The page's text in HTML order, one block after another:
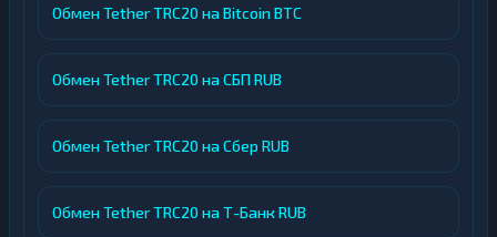
Обмен Tether TRC20 на Bitcoin BTC
Обмен Tether TRC20 на СБП RUB
Обмен Tether TRC20 на Сбер RUB
Обмен Tether TRC20 на Т-Банк RUB